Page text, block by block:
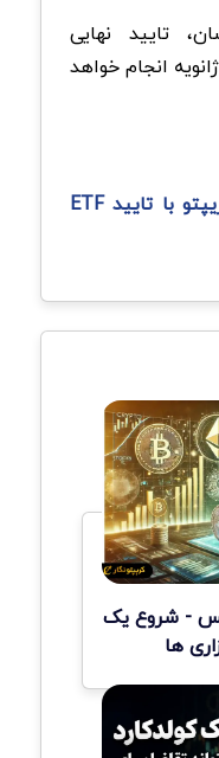
تایید نهایی
ETFهای بیت کوین قبل از 10 ژانویه انجام خواهد
اشتباه تاریخی کریپتو با تایید ETF
- شروع یک
ها